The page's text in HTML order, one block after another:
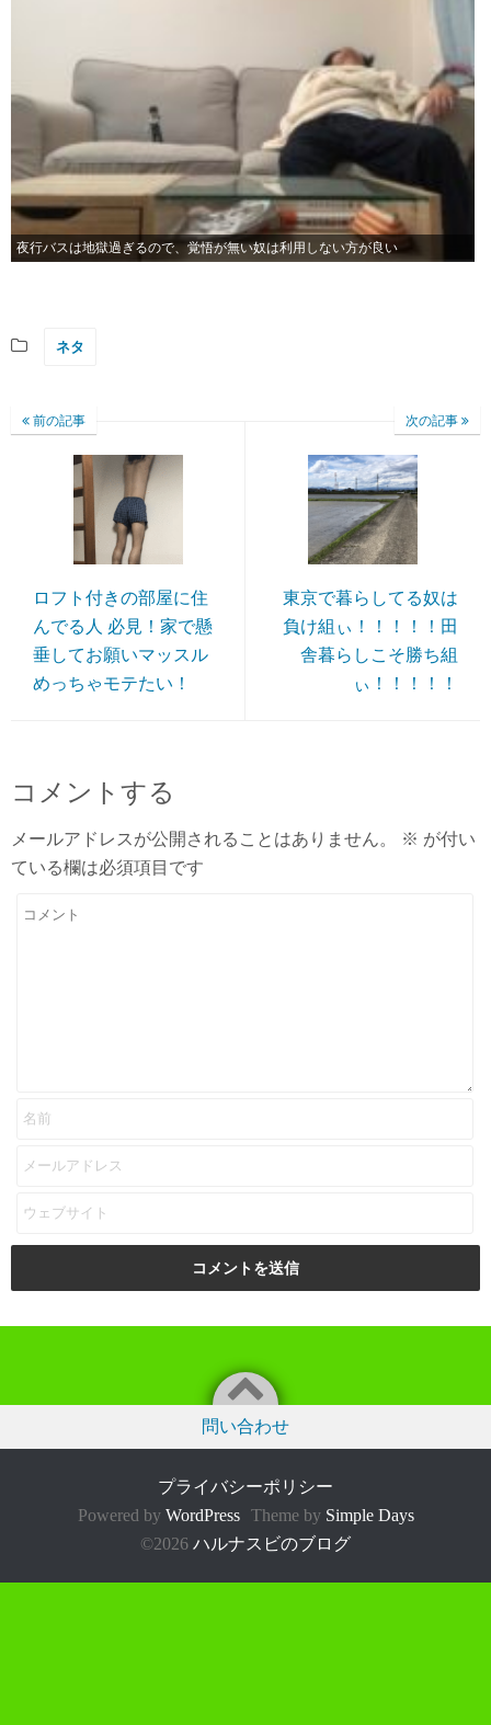
夜行バスは地獄過ぎるので、覚悟が無い奴は利用しない方が良い
ネタ
前の記事
ロフト付きの部屋に住
んでる人 必見！家で懸
垂してお願いマッスル
めっちゃモテたい！
次の記事
東京で暮らしてる奴は
負け組ぃ！！！！！田
舎暮らしこそ勝ち組
ぃ！！！！！
コメントする
メールアドレスが公開されることはありません。 ※ が付い
ている欄は必須項目です
問い合わせ
プライバシーポリシー
Powered by WordPress Theme by Simple Days
©2026 ハルナスビのブログ